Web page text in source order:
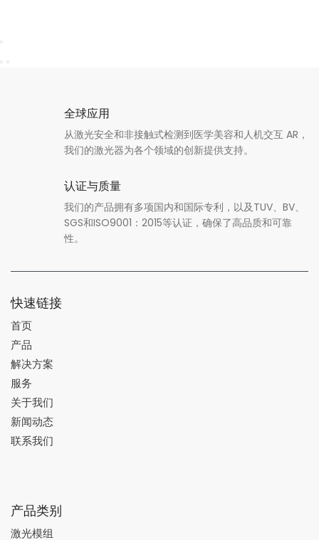
全球应用
从激光安全和非接触式检测到医学美容和人机交互 AR，
我们的激光器为各个领域的创新提供支持。
认证与质量
我们的产品拥有多项国内和国际专利，以及TUV、BV、
SGS和ISO9001：2015等认证，确保了高品质和可靠
性。
快速链接
首页
产品
解决方案
服务
关于我们
新闻动态
联系我们
产品类别
激光模组